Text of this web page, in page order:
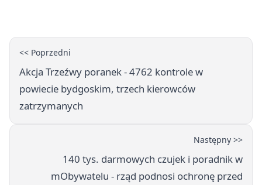
<< Poprzedni
Akcja Trzeźwy poranek - 4762 kontrole w
powiecie bydgoskim, trzech kierowców
zatrzymanych
Następny >>
140 tys. darmowych czujek i poradnik w
mObywatelu - rząd podnosi ochronę przed